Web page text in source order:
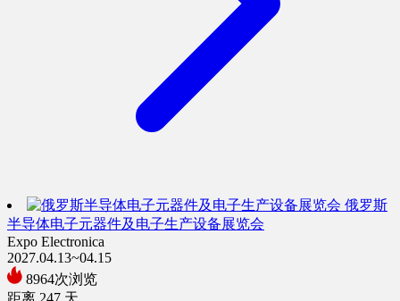
俄罗斯
半导体电子元器件及电子生产设备展览会
Expo Electronica
2027.04.13~04.15
8964次浏览
距离 247 天